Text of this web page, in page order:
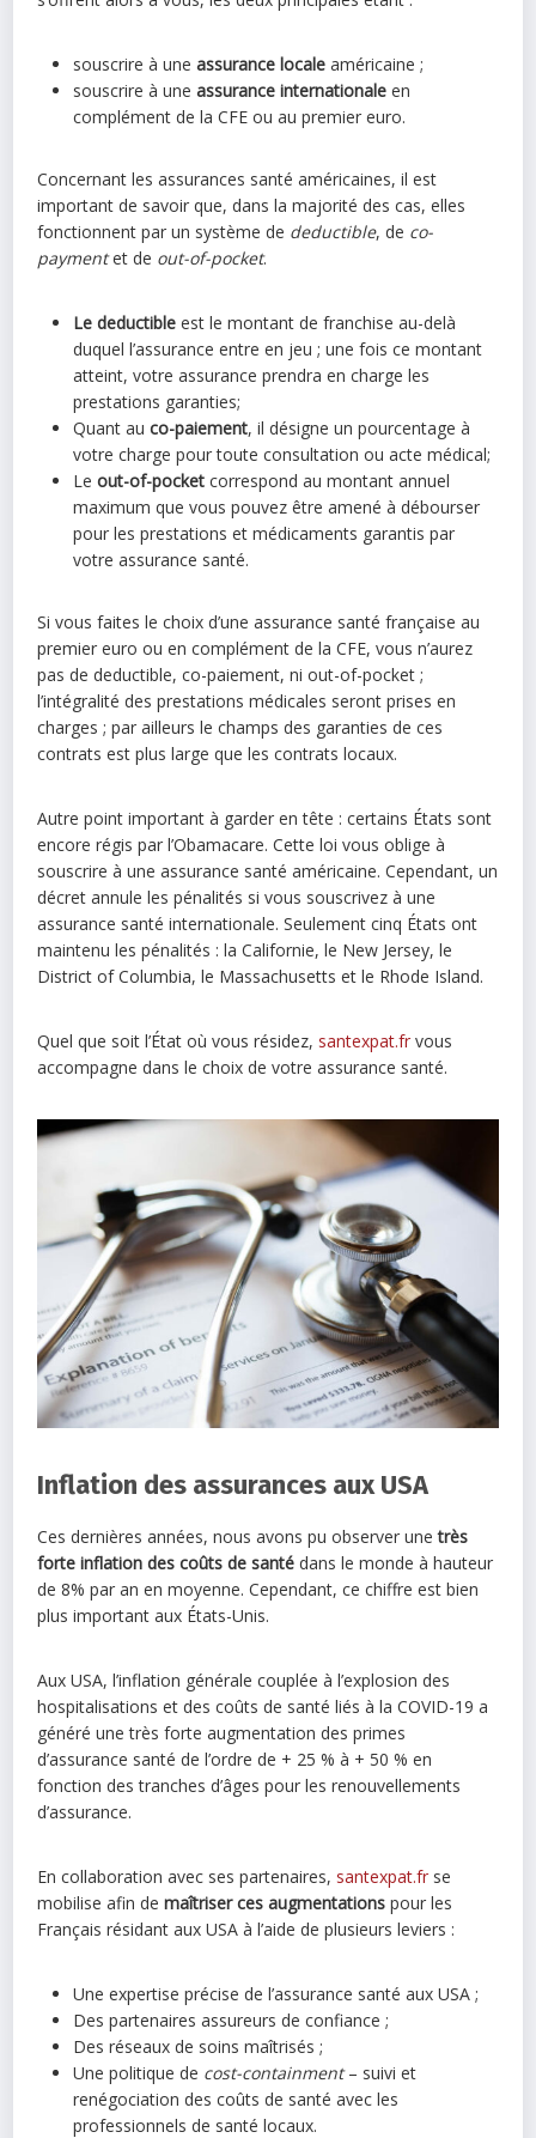
souscrire à uneassurance locale américaine ;
souscrire à uneassurance internationale en
complément de la CFE ou au premier euro.
Concernant les assurances santé américaines, il est
important de savoir que, dans la majorité des cas, elles
fonctionnent par un système de deductible, de co-
paymentet de out-of-pocket.
Le deductible est le montant de franchise au-delà
duquel l’assurance entre en jeu ; une fois ce montant
atteint, votre assurance prendra en charge les
prestations garanties;
Quant auco-paiement, il désigne un pourcentage à
votre charge pour toute consultation ou acte médical;
Leout-of-pocket correspond au montant annuel
maximum que vous pouvez être amené à débourser
pour les prestations et médicaments garantis par
votre assurance santé.
Si vous faites le choix d’une assurance santé française au
premier euro ou en complément de la CFE, vous n’aurez
pas de deductible, co-paiement, ni out-of-pocket ;
l’intégralité des prestations médicales seront prises en
charges ; par ailleurs le champs des garanties de ces
contrats est plus large que les contrats locaux.
Autre point important à garder en tête : certains États sont
encore régis par l’Obamacare. Cette loi vous oblige à
souscrire à une assurance santé américaine. Cependant, un
décret annule les pénalités si vous souscrivez à une
assurance santé internationale. Seulement cinq États ont
maintenu les pénalités : la Californie, le New Jersey, le
District of Columbia, le Massachusetts et le Rhode Island.
Quel que soit l’État où vous résidez, santexpat.fr vous
accompagne dans le choix de votre assurance santé.
Inflation des assurances aux USA
Ces dernières années, nous avons pu observer unetrès
forte inflation des coûts de santé dans le monde à hauteur
de 8% par an en moyenne. Cependant, ce chiffre est bien
plus important aux États-Unis.
Aux USA, l’inflation générale couplée à l’explosion des
hospitalisations et des coûts de santé liés à la COVID-19 a
généré une très forte augmentation des primes
d’assurance santé de l’ordre de + 25 % à + 50 % en
fonction des tranches d’âges pour les renouvellements
d’assurance.
En collaboration avec ses partenaires, santexpat.fr se
mobilise afin demaîtriser ces augmentations pour les
Français résidant aux USA à l’aide de plusieurs leviers :
Une expertise précise de l’assurance santé aux USA ;
Des partenaires assureurs de confiance ;
Des réseaux de soins maîtrisés ;
Une politique de cost-containment– suivi et
renégociation des coûts de santé avec les
professionnels de santé locaux.